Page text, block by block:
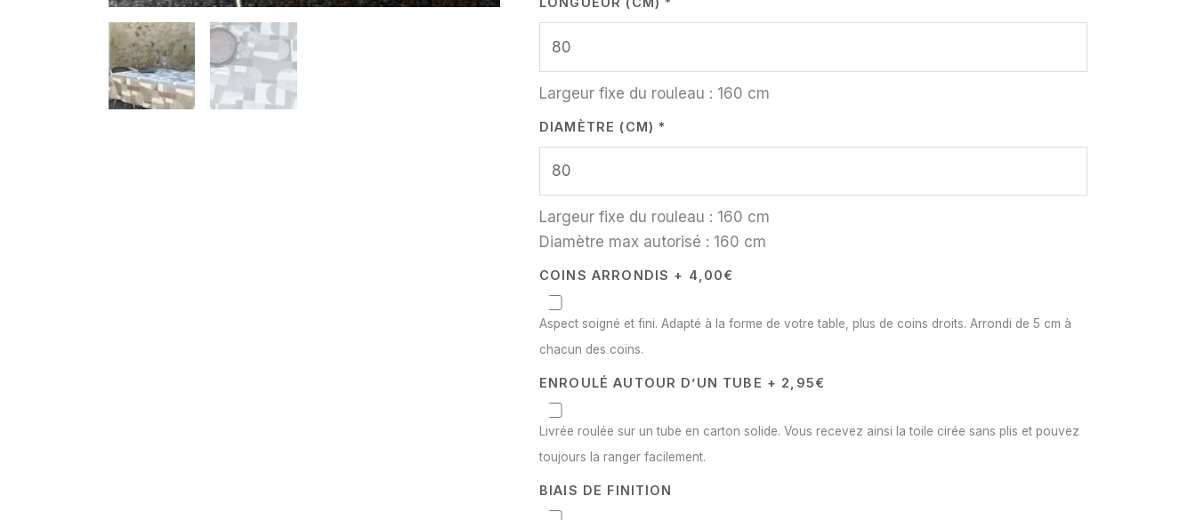
Largeur fixe du rouleau : 160 cm
DIAMÈTRE (CM)*
Largeur fixe du rouleau : 160 cm
Diamètre max autorisé : 160 cm
COINS ARRONDIS + 4,00€
Aspect soigné et fini. Adapté à la forme de votre table, plus de coins droits. Arrondi de 5 cm à
chacun des coins.
ENROULÉ AUTOUR D’UN TUBE + 2,95€
Livrée roulée sur un tube en carton solide. Vous recevez ainsi la toile cirée sans plis et pouvez
toujours la ranger facilement.
BIAIS DE FINITION